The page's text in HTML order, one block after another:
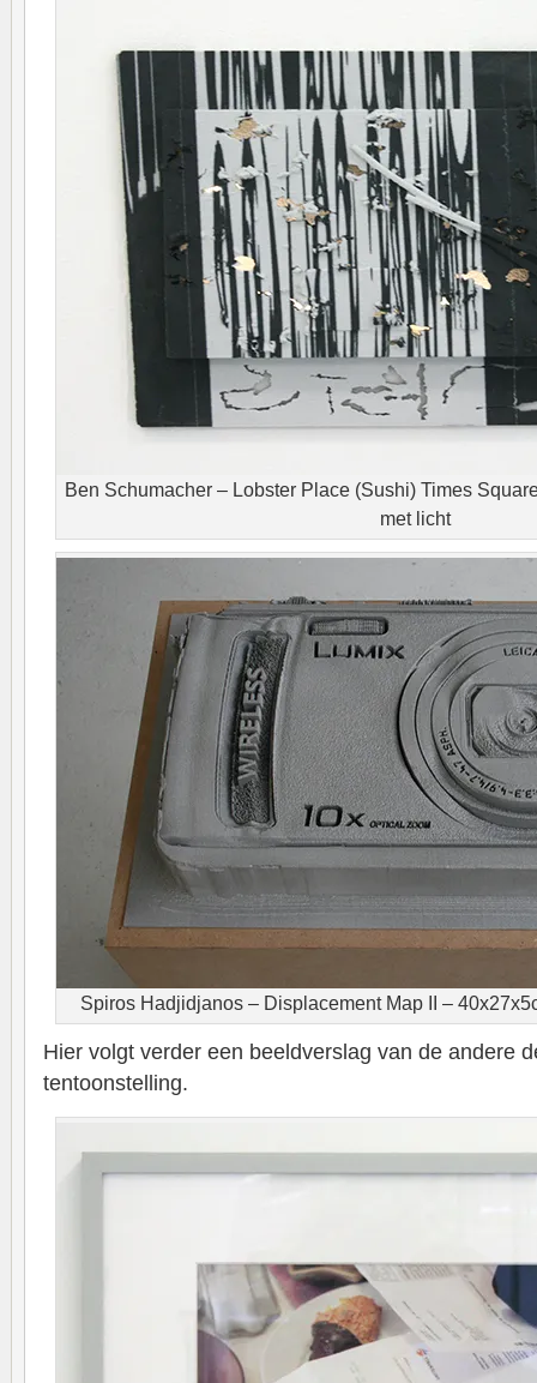
Ben Schumacher – Lobster Place (Sushi) Times
met licht
Spiros Hadjidjanos – Displacement Map II –
Hier volgt verder een beeldverslag van de andere
tentoonstelling.